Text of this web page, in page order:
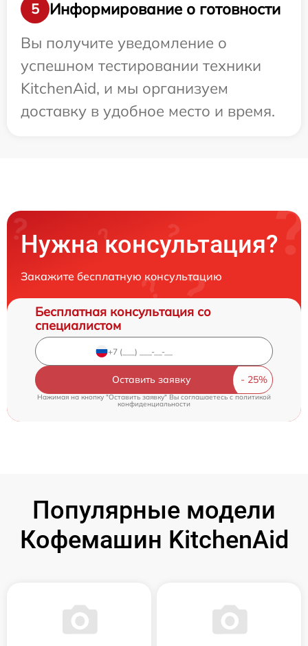
5
Информирование о готовности
Вы получите уведомление о
успешном тестировании техники
KitchenAid, и мы организуем
доставку в удобное место и время.
Нужна консультация?
Закажите бесплатную консультацию
Бесплатная консультация со
специалистом
Оставить заявку
Нажимая на кнопку "Оставить заявку" Вы соглашаетесь cполитикой
конфиденциальности
Популярные модели
Кофемашин KitchenAid